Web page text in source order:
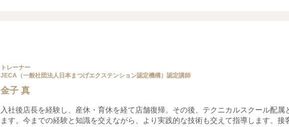
トレーナー
JECA（一般社団法人日本まつげエクステンション認定機構）認定講師
金子 真
入社後店長を経験し、産休・育休を経て店舗復帰。その後、テクニカルスクール配属
ます。今までの経験と知識を交えながら、より実践的な技術も交えて指導します。接